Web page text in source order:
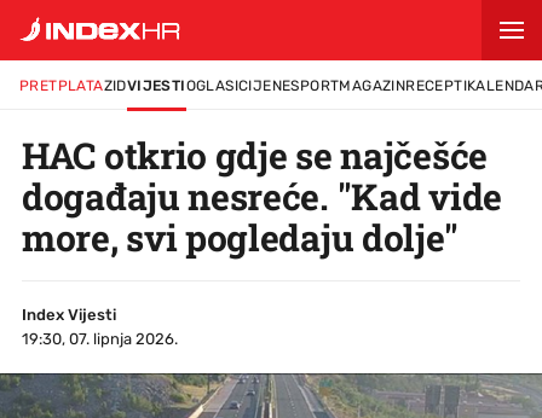
PRETPLATAZIDVIJESTIOGLASICIJENESPORTMAGAZINRECEPTI
HAC otkrio gdje se najčešće
događaju nesreće. "Kad vide
more, svi pogledaju dolje"
Index Vijesti
19:30, 07. lipnja 2026.